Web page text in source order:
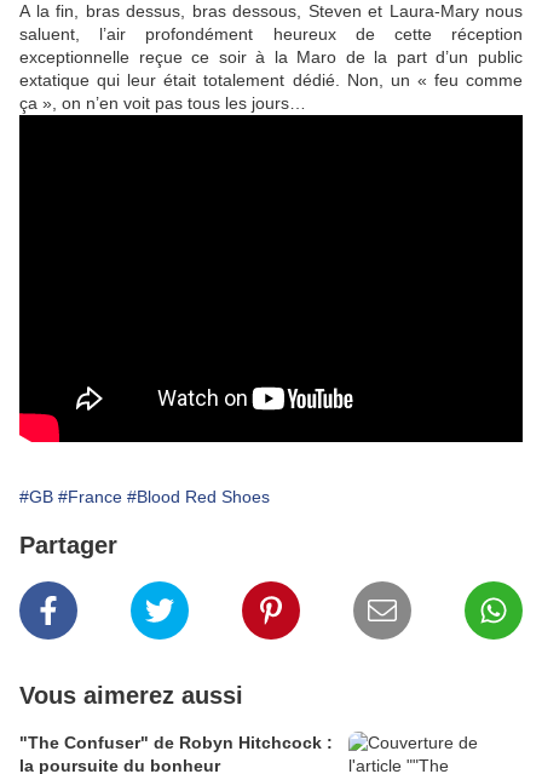
A la fin, bras dessus, bras dessous, Steven et Laura-Mary nous
saluent, l’air profondément heureux de cette réception
exceptionnelle reçue ce soir à la Maro de la part d’un public
extatique qui leur était totalement dédié. Non, un « feu comme
ça », on n’en voit pas tous les jours…
#GB #France #Blood Red Shoes
Partager
Vous aimerez aussi
"The Confuser" de Robyn Hitchcock :
la poursuite du bonheur